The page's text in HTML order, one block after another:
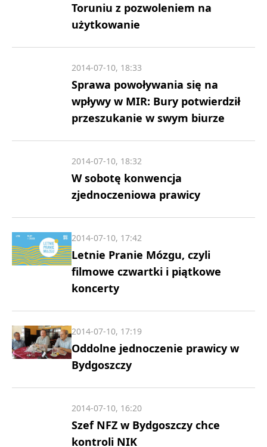
Toruniu z pozwoleniem na
użytkowanie
Sprawa powoływania się na
wpływy w MIR: Bury potwierdził
przeszukanie w swym biurze
2014-07-10, 18:33
W sobotę konwencja
zjednoczeniowa prawicy
2014-07-10, 18:32
Letnie Pranie Mózgu, czyli
filmowe czwartki i piątkowe
koncerty
2014-07-10, 17:42
Oddolne jednoczenie prawicy w
Bydgoszczy
2014-07-10, 17:19
Szef NFZ w Bydgoszczy chce
kontroli NIK
2014-07-10, 16:20